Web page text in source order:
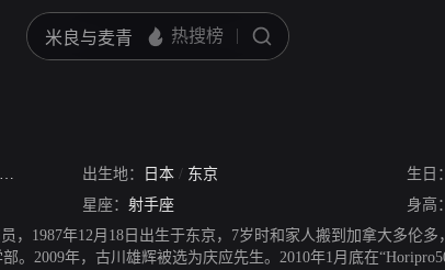
/小哥 古川小哥/古川直树
出生地： 日本 / 东京 生日：
星座： 射手座 身高：
，1987年12月18日出生于东京，7岁时和家人搬到加拿大多伦
。2009年，古川雄辉被选为庆应先生。2010年1月底在